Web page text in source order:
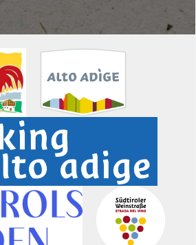
Lindenhof